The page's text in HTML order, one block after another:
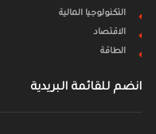
التكنولوجيا المالية
الاقتصاد
الطاقة
انضم للقائمة البريدية